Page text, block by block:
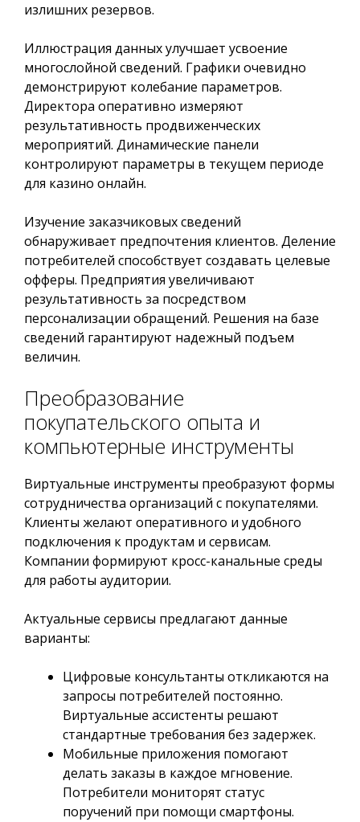
излишних резервов.
Иллюстрация данных улучшает усвоение
многослойной сведений. Графики очевидно
демонстрируют колебание параметров.
Директора оперативно измеряют
результативность продвиженческих
мероприятий. Динамические панели
контролируют параметры в текущем периоде
для казино онлайн.
Изучение заказчиковых сведений
обнаруживает предпочтения клиентов. Деление
потребителей способствует создавать целевые
офферы. Предприятия увеличивают
результативность за посредством
персонализации обращений. Решения на базе
сведений гарантируют надежный подъем
величин.
Преобразование
покупательского опыта и
компьютерные инструменты
Виртуальные инструменты преобразуют формы
сотрудничества организаций с покупателями.
Клиенты желают оперативного и удобного
подключения к продуктам и сервисам.
Компании формируют кросс-канальные среды
для работы аудитории.
Актуальные сервисы предлагают данные
варианты:
Цифровые консультанты откликаются на
запросы потребителей постоянно.
Виртуальные ассистенты решают
стандартные требования без задержек.
Мобильные приложения помогают
делать заказы в каждое мгновение.
Потребители мониторят статус
поручений при помощи смартфоны.